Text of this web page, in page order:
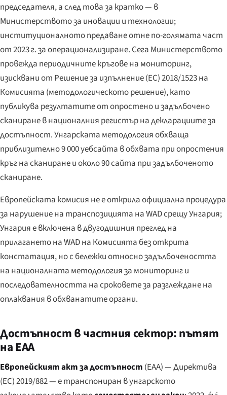
председателя, а след това за кратко — в
Министерството за иновации и технологии;
институционалното предаване отне по-голямата част
от 2023 г. за операционализиране. Сега Министерството
провежда периодичните кръгове на мониторинг,
изисквани от Решение за изпълнение (ЕС) 2018/1523 на
Комисията (методологическото решение), като
публикува резултатите от опростено и задълбочено
сканиране в националния регистър на декларациите за
достъпност. Унгарската методология обхваща
приблизително 9 000 уебсайта в обхвата при опростения
кръг на сканиране и около 90 сайта при задълбоченото
сканиране.
Европейската комисия не е открила официална процедура
за нарушение на транспозицията на WAD срещу Унгария;
Унгария е включена в двугодишния преглед на
прилагането на WAD на Комисията без открита
констатация, но с бележки относно задълбочеността
на националната методология за мониторинг и
последователността на сроковете за разглеждане на
оплаквания в обхванатите органи.
Достъпност в частния сектор: пътят
на EAA
Европейският акт за достъпност (EAA) — Директива
(ЕС) 2019/882 — е транспониран в унгарското